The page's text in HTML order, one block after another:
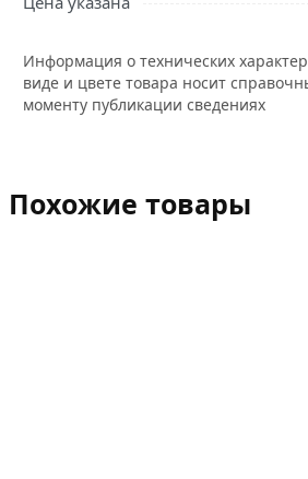
Информация о технических
виде и цвете товара носит
моменту публикации сведениях
Похожие товары